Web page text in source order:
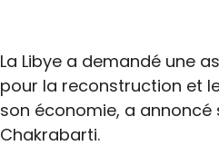
La Libye a demandé une
pour la reconstruction et
son économie, a annoncé
Chakrabarti.